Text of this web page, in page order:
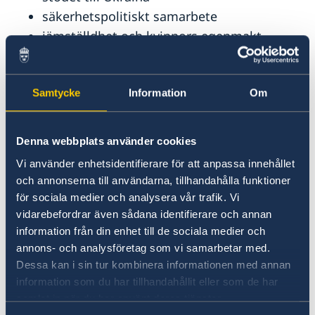
Samtycke Information Om
Denna webbplats använder cookies
Vi använder enhetsidentifierare för att anpassa innehållet
och annonserna till användarna, tillhandahålla funktioner
för sociala medier och analysera vår trafik. Vi
vidarebefordrar även sådana identifierare och annan
information från din enhet till de sociala medier och
annons- och analysföretag som vi samarbetar med.
Dessa kan i sin tur kombinera informationen med annan
information som du har tillhandahållit eller som de har
samlat in när du har använt deras tjänster.
Stängt midsommarafton
Ambassaden stängd 21 och 25 maj 2020
Svenska Dagbladet: artikel om Sida-finansierat
projekt i Zambia
Ambassaden stängd 1 maj 2020
Sidastöd till preventivmedel och abortutrustning för
Reducering av flygavgångar Ethiopian Airlines
säkerhetspolitiskt samarbete
jämställdhet och kvinnors egenmakt
– Årets utrikesdeklaration presenteras i en svår
säkerhetspolitisk tid. Vi – Sverige, EU och Nato
– befinner oss i en långvarig och långtgående
fortsätta utgöra ett allvarligt hot mot
säkerheten i Europa, oavsett utfallet av kriget i
Ukraina. Vår uppgift är ofrånkomlig: vi ska
motverka Rysslands förmåga att göra oss
skada, inte minst genom att stödja Ukraina,
säger utrikesminister Maria Malmer
Stenergard.
Läs hela utrikesdeklarationen på regeringen.se